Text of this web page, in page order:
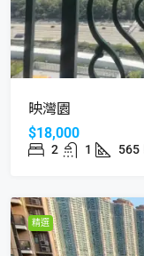
映灣園
$18,000
2 1 565
精選